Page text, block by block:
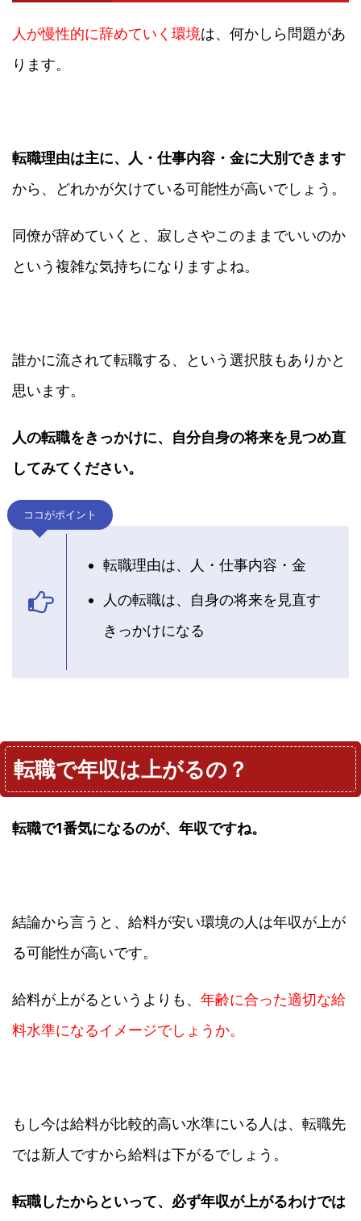
人が慢性的に辞めていく環境は、何かしら問題があ
ります。
転職理由は主に、人・仕事内容・金に大別できます
から、どれかが欠けている可能性が高いでしょう。
同僚が辞めていくと、寂しさやこのままでいいのか
という複雑な気持ちになりますよね。
誰かに流されて転職する、という選択肢もありかと
思います。
人の転職をきっかけに、自分自身の将来を見つめ直
してみてください。
ココがポイント
転職理由は、人・仕事内容・金
人の転職は、自身の将来を見直す
きっかけになる
転職で年収は上がるの？
転職で1番気になるのが、年収ですね。
結論から言うと、給料が安い環境の人は年収が上が
る可能性が高いです。
給料が上がるというよりも、 年齢に合った適切な給
料水準になるイメージでしょうか。
もし今は給料が比較的高い水準にいる人は、転職先
では新人ですから給料は下がるでしょう。
転職したからといって、必ず年収が上がるわけでは